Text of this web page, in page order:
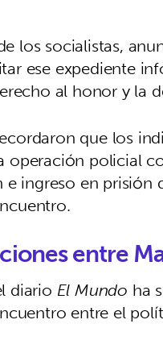
los socialistas,
ese expediente
al honor y la
que los
operación policial
ingreso en
entre
diario El Mundo ha
entre el